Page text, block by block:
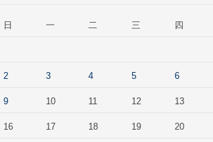
日 一 二 三 四
2 3 4 5 6
9 10 11 12 13
16 17 18 19 20